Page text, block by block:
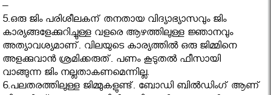
–
5.ഒരു ജിം പരിശീലകന് തനതായ വിദ്യാഭ്യാസവും ജിം
കാര്യങ്ങളേക്കുറിച്ചുള്ള വളരെ ആഴത്തിലുള്ള ജ്ഞാനവും
അത്യാവശ്യമാണ്. വിലയുടെ കാര്യത്തില്‍ ഒരു ജിമ്മിനെ
അളക്കുവാന്‍ ശ്രമിക്കരുത്. പണം കൂടുതല്‍ ഫീസായി
വാങ്ങുന്ന ജിം നല്ലതാകണമെന്നില്ല.
6.പലതരത്തിലുള്ള ജിമ്മുകളുണ്ട്‌. ബോഡി ബില്‍ഡിംഗ്‌ ആണ്